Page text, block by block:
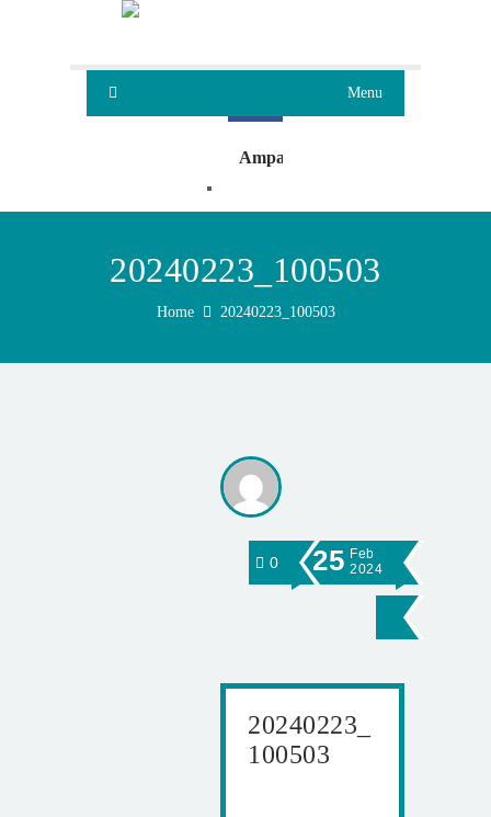
Menu
Ampa
20240223_100503
Home 20240223_100503
25 Feb
2024
0
20240223_
100503